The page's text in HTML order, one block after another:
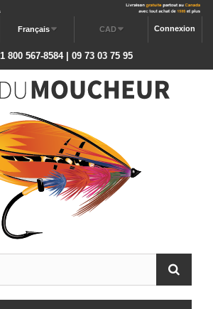
Connexion
CAD
Français
1 800 567-8584 | 09 73 03 75 95